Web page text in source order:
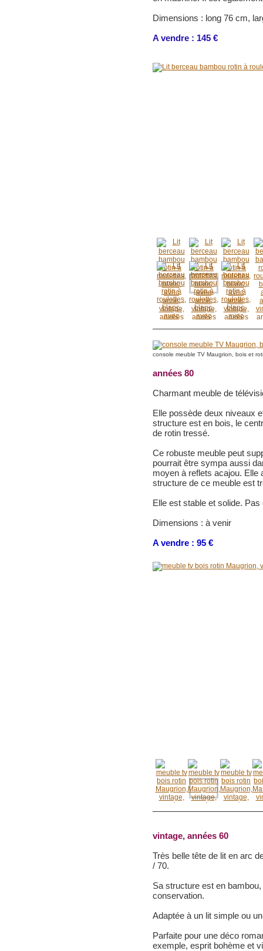
Dimensions : long 76 cm,
A vendre : 145 €
console meuble TV Maugrion, bois et
années 80
Charmant meuble de
Elle possède deux niveaux
structure est en bois, le
de rotin tressé.
Ce robuste meuble peut
pourrait être sympa aussi
moyen à reflets acajou. Elle
structure de ce meuble est
Elle est stable et solide.
Dimensions : à venir
A vendre : 95 €
vintage, années 60
Très belle tête de lit en arc
/ 70.
Sa structure est en
conservation.
Adaptée à un lit simple ou
Parfaite pour une déco
exemple, esprit bohème et